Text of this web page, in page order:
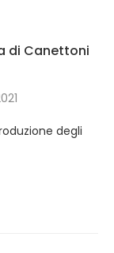
di Canettoni
degli